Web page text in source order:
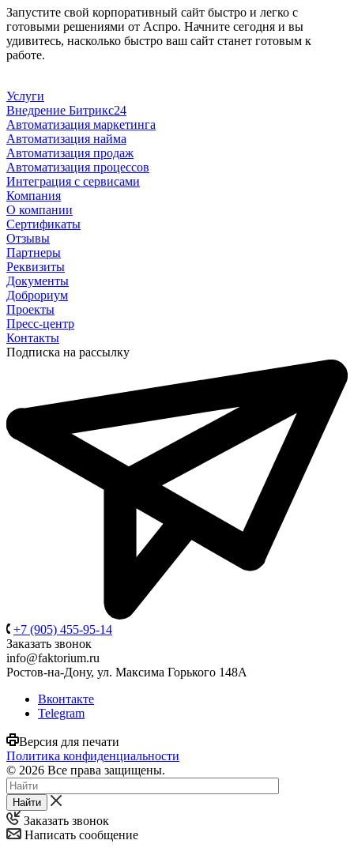
Запустите свой корпоративный сайт быстро и легко с
готовыми решениями от Аспро. Начните сегодня и вы
удивитесь, насколько быстро ваш сайт станет готовым к
работе.
Услуги
Внедрение Битрикс24
Автоматизация маркетинга
Автоматизация найма
Автоматизация продаж
Автоматизация процессов
Интеграция с сервисами
Компания
О компании
Сертификаты
Отзывы
Партнеры
Реквизиты
Документы
Доброриум
Проекты
Пресс-центр
Контакты
Подписка на рассылку
+7 (905) 455-95-14
Заказать звонок
info@faktorium.ru
Ростов-на-Дону, ул. Максима Горького 148А
Вконтакте
Telegram
Версия для печати
Политика конфиденциальности
© 2026 Все права защищены.
Найти
Заказать звонок
Написать сообщение